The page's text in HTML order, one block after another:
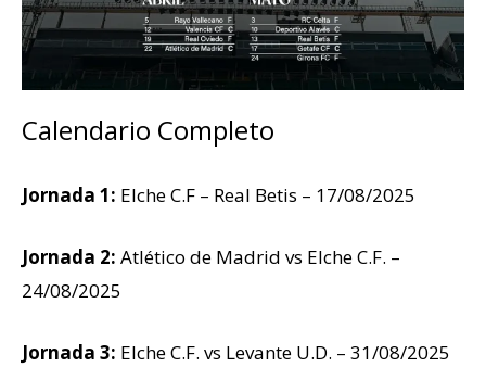
Calendario Completo
Jornada 1: Elche C.F – Real Betis – 17/08/2025
Jornada 2: Atlético de Madrid vs Elche C.F. –
24/08/2025
Jornada 3: Elche C.F. vs Levante U.D. – 31/08/2025